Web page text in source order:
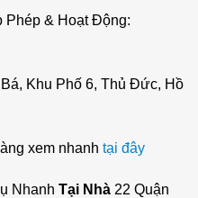
Phép & Hoạt Động:
Khu Phố 6, Thủ Đức, Hồ
xem nhanh tại đây
Nhanh Tại Nhà22 Quận